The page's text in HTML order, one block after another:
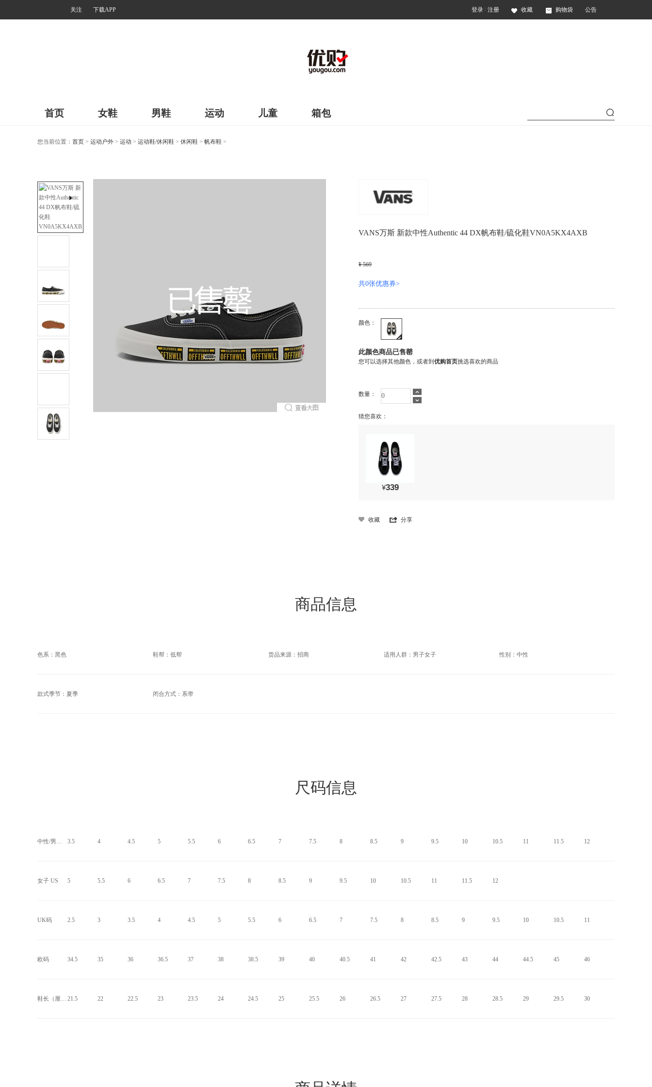
关注 下载APP 登录 / 注册 收藏 购物袋 公告
首页 女鞋 男鞋 运动 儿童 箱包
您当前位置： 首页 > 运动户外 > 运动 > 运动鞋/休闲鞋 > 休闲鞋 > 帆布鞋 >
VANS万斯 新款中性Authentic 44 DX帆布鞋/硫化鞋VN0A5KX4AXB
¥ 569
共0张优惠券>
颜色：
此颜色商品已售罄
您可以选择其他颜色，或者到 优购首页挑选喜欢的商品
数量：
猜您喜欢：
¥339
收藏 分享
商品信息
色系：黑色 鞋帮：低帮 货品来源：招商 适用人群：男子女子 性别：中性
款式季节：夏季 闭合方式：系带
尺码信息
中性/男子 US 3.5 4 4.5 5 5.5 6 6.5 7 7.5 8 8.5 9 9.5 10 10.5 11 11.5 12
女子 US 5 5.5 6 6.5 7 7.5 8 8.5 9 9.5 10 10.5 11 11.5 12
UK码 2.5 3 3.5 4 4.5 5 5.5 6 6.5 7 7.5 8 8.5 9 9.5 10 10.5 11
欧码 34.5 35 36 36.5 37 38 38.5 39 40 40.5 41 42 42.5 43 44 44.5 45 46
鞋长（厘米） 21.5 22 22.5 23 23.5 24 24.5 25 25.5 26 26.5 27 27.5 28 28.5 29 29.5 30